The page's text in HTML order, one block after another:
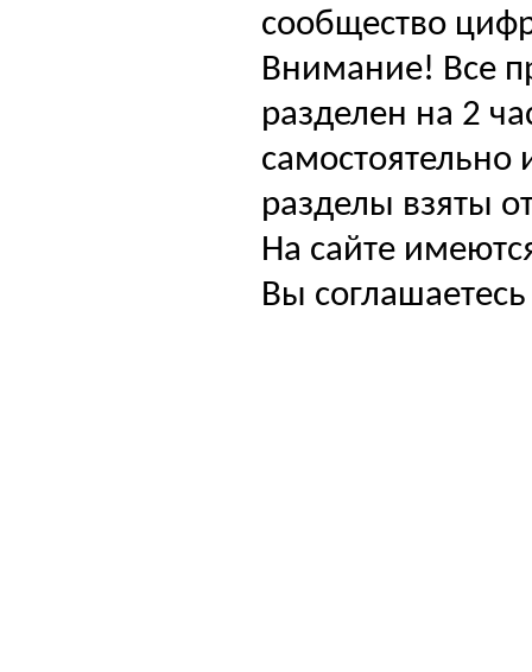
сообщество
Внимание! Все
разделен на 2
самостоятельно
разделы взяты
На сайте
Вы